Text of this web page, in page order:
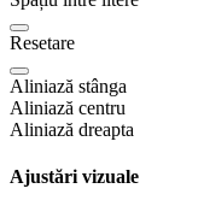
Resetare
Aliniază stânga
Aliniază centru
Aliniază dreapta
Ajustări vizuale